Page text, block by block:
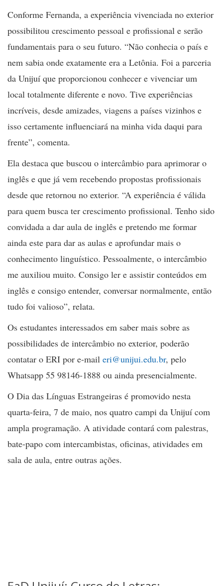
Conforme Fernanda, a experiência vivenciada no exterior
possibilitou crescimento pessoal e profissional e serão
fundamentais para o seu futuro. “Não conhecia o país e
nem sabia onde exatamente era a Letônia. Foi a parceria
da Unijuí que proporcionou conhecer e vivenciar um
local totalmente diferente e novo. Tive experiências
incríveis, desde amizades, viagens a países vizinhos e
isso certamente influenciará na minha vida daqui para
frente”, comenta.
Ela destaca que buscou o intercâmbio para aprimorar o
inglês e que já vem recebendo propostas profissionais
desde que retornou no exterior. “A experiência é válida
para quem busca ter crescimento profissional. Tenho sido
convidada a dar aula de inglês e pretendo me formar
ainda este para dar as aulas e aprofundar mais o
conhecimento linguístico. Pessoalmente, o intercâmbio
me auxiliou muito. Consigo ler e assistir conteúdos em
inglês e consigo entender, conversar normalmente, então
tudo foi valioso”, relata.
Os estudantes interessados em saber mais sobre as
possibilidades de intercâmbio no exterior, poderão
contatar o ERI por e-mail eri@unijui.edu.br, pelo
Whatsapp 55 98146-1888 ou ainda presencialmente.
O Dia das Línguas Estrangeiras é promovido nesta
quarta-feira, 7 de maio, nos quatro campi da Unijuí com
ampla programação. A atividade contará com palestras,
bate-papo com intercambistas, oficinas, atividades em
sala de aula, entre outras ações.